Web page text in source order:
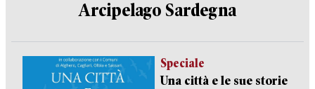
Arcipelago Sardegna
Speciale
Una città e le sue storie